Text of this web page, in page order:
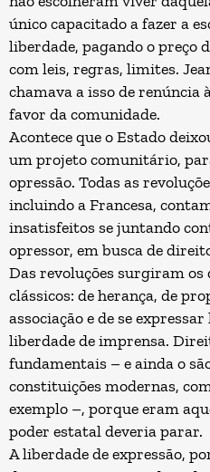
único capacitado a fazer a
liberdade, pagando o preço
com leis, regras, limites.
chamava a isso de
favor da comunidade.
Acontece que o Estado
um projeto comunitário,
opressão. Todas as
incluindo a Francesa,
insatisfeitos se juntando
opressor, em busca de
Das revoluções surgiram
clássicos: de herança, de
associação e de se
liberdade de imprensa.
fundamentais – e ainda o
constituições modernas,
exemplo –, porque eram
poder estatal deveria parar.
A liberdade de expressão,